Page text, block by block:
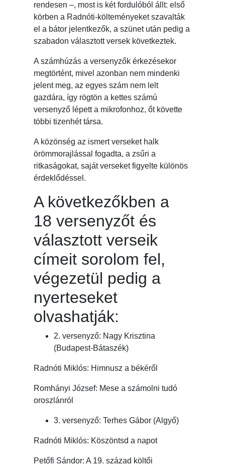
rendesen –, most is két fordulóból állt: első
körben a Radnóti-költeményeket szavalták
el a bátor jelentkezők, a szünet után pedig a
szabadon választott versek következtek.
A számhúzás a versenyzők érkezésekor
megtörtént, mivel azonban nem mindenki
jelent meg, az egyes szám nem lelt
gazdára, így rögtön a kettes számú
versenyző lépett a mikrofonhoz, őt követte
többi tizenhét társa.
A közönség az ismert verseket halk
örömmorajlással fogadta, a zsűri a
ritkaságokat, saját verseket figyelte különös
érdeklődéssel.
A következőkben a
18 versenyzőt és
választott verseik
címeit sorolom fel,
végezetül pedig a
nyerteseket
olvashatják:
2. versenyző: Nagy Krisztina
(Budapest-Bátaszék)
Radnóti Miklós: Himnusz a békéről
Romhányi József: Mese a számolni tudó
oroszlánról
3. versenyző: Terhes Gábor (Algyő)
Radnóti Miklós: Köszöntsd a napot
Petőfi Sándor: A 19. század költői